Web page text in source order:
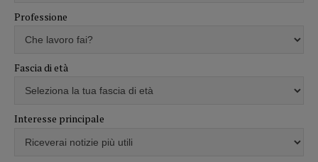
Professione
Fascia di età
Interesse principale